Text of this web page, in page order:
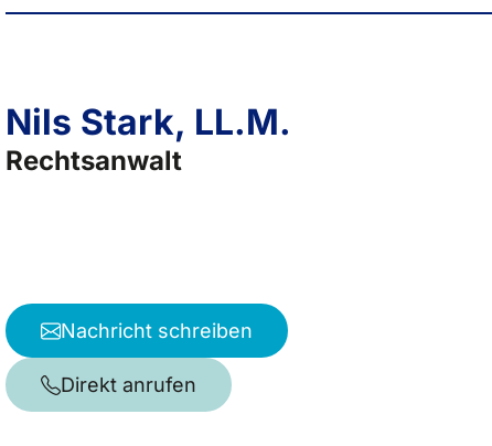
Nils Stark, LL.M.
Rechtsanwalt
Nachricht schreiben
Direkt anrufen